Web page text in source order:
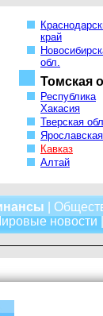
край
обл.
Томская
Республика
Хакасия
Тверская
Кавказ
Алтай
новости